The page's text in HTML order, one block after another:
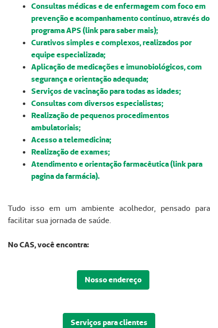
Consultas médicas e de enfermagem com foco em
prevenção e acompanhamento contínuo, através do
programa APS (link para saber mais);
Curativos simples e complexos, realizados por
equipe especializada;
Aplicação de medicações e imunobiológicos, com
segurança e orientação adequada;
Serviços de vacinação para todas as idades;
Consultas com diversos especialistas;
Realização de pequenos procedimentos
ambulatoriais;
Acesso a telemedicina;
Realização de exames;
Atendimento e orientação farmacêutica (link para
pagina da farmácia).
Tudo isso em um ambiente acolhedor, pensado para
facilitar sua jornada de saúde.
No CAS, você encontra:
Nosso endereço
Serviços para clientes